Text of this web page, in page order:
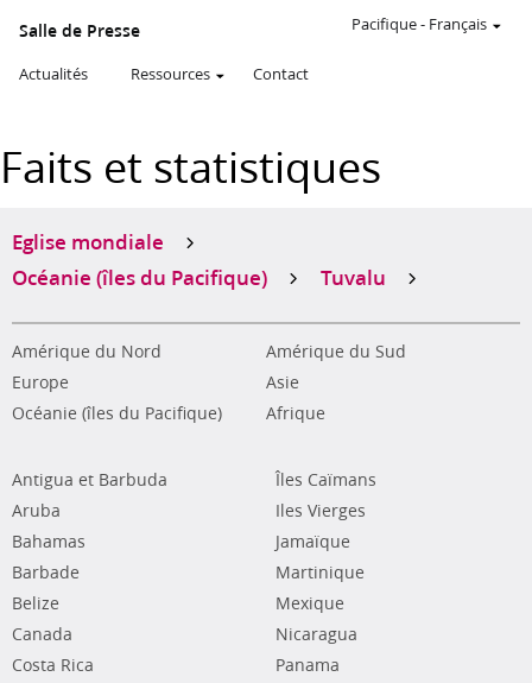
Salle de Presse
Actualités Ressources Contact
Pacifique- Français
Faits et statistiques
Eglise mondiale
Océanie (îles du Pacifique)
Tuvalu
Amérique du Nord
Amérique du Sud
Europe
Asie
Océanie (îles du Pacifique)
Afrique
Antigua et Barbuda
Aruba
Bahamas
Barbade
Belize
Canada
Costa Rica
Îles Caïmans
Iles Vierges
Jamaïque
Martinique
Mexique
Nicaragua
Panama